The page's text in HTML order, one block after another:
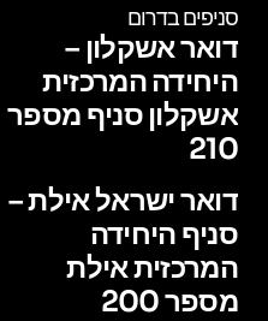
סניפים בדרום
דואר אשקלון –
היחידה המרכזית
אשקלון סניף מספר
210
דואר ישראל אילת –
סניף היחידה
המרכזית אילת
מספר 200